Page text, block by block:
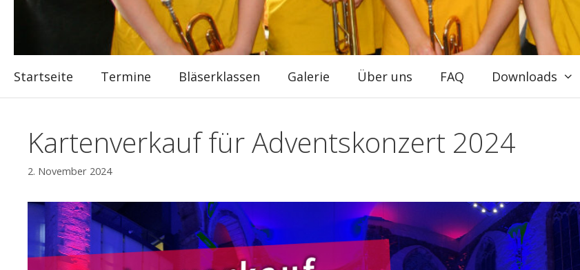
Startseite Termine Bläserklassen Galerie Über uns FAQ Downloads
Kartenverkauf für Adventskonzert 2024
2. November 2024